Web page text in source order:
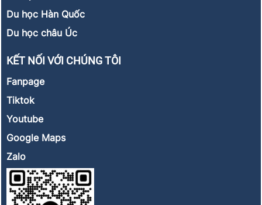
Du học Hàn Quốc
Du học châu Úc
KẾT NỐI VỚI CHÚNG TÔI
Fanpage
Tiktok
Youtube
Google Maps
Zalo